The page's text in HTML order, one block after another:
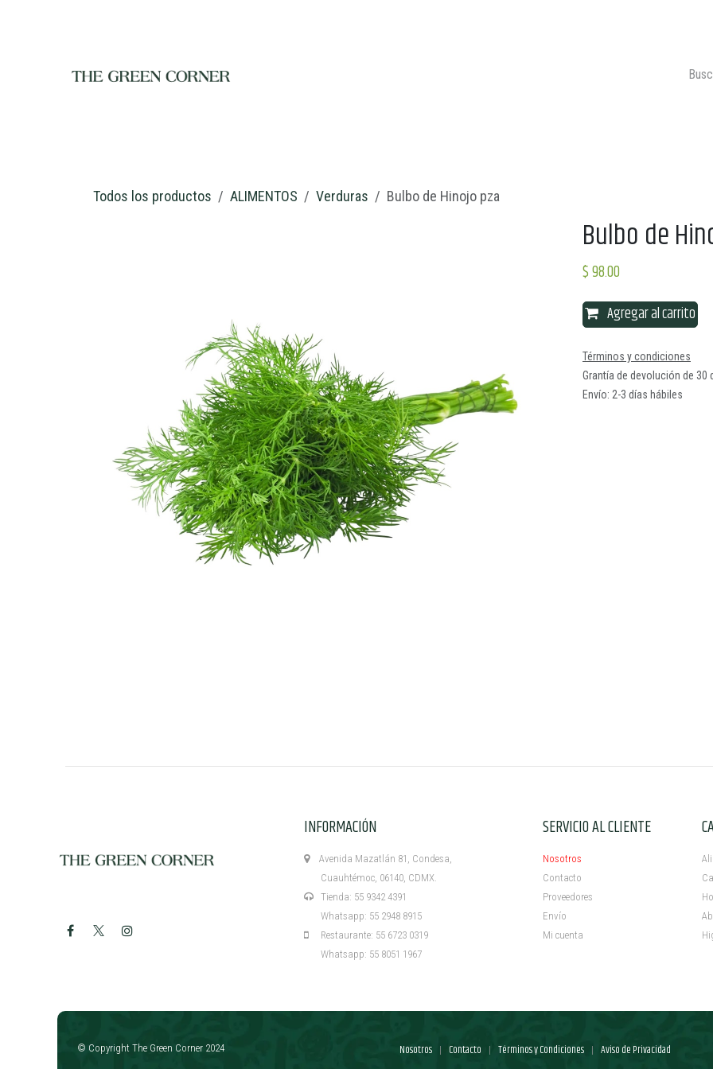
Todos los productos ALIMENTOS Verduras Bulbo de Hinojo pza
Bulbo de
$98.00
Agregar al carrito
Términos y condiciones
Grantía de devolución de 30
Envío: 2-3 días hábiles
INFORMACIÓN
Avenida Mazatlán 81, Condesa,
Cuauhtémoc, 06140, CDMX.
Tienda: 55 9342 4391
Whatsapp: 55 2948 8915
Restaurante: 55 6723 0319
Whatsapp: 55 8051 1967
SERVICIO AL CLIENTE
Nosotros
Contacto
Proveedores
Envío
Mi cuenta ​
Nosotros | Contacto | Términos y Condiciones | Aviso de Privacidad
© Copyright The Green Corner 2024